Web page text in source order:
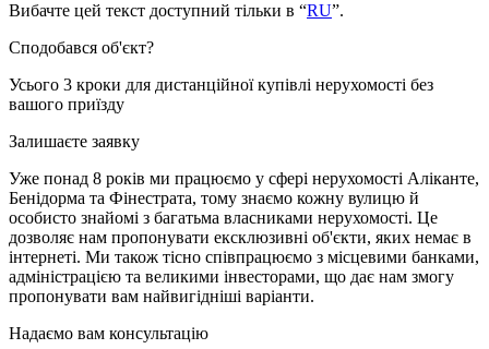
Вибачте цей текст доступний тільки в “RU”.
Сподобався об'єкт?
Усього 3 кроки для дистанційної купівлі нерухомості без
вашого приїзду
Залишаєте заявку
Уже понад 8 років ми працюємо у сфері нерухомості Аліканте,
Бенідорма та Фінестрата, тому знаємо кожну вулицю й
особисто знайомі з багатьма власниками нерухомості. Це
дозволяє нам пропонувати ексклюзивні об'єкти, яких немає в
інтернеті. Ми також тісно співпрацюємо з місцевими банками,
адміністрацією та великими інвесторами, що дає нам змогу
пропонувати вам найвигідніші варіанти.
Надаємо вам консультацію